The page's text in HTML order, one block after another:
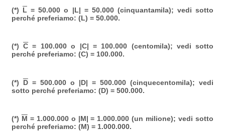
(*) L = 50.000 o |L| = 50.000 (cinquantamila); vedi sotto
perché preferiamo: (L) = 50.000.
(*)C = 100.000 o |C| = 100.000 (centomila); vedi sotto
perché preferiamo: (C) = 100.000.
(*) D= 500.000 o |D| = 500.000 (cinquecentomila); vedi
sotto perché preferiamo: (D) = 500.000.
(*) M = 1.000.000 o |M| = 1.000.000 (un milione); vedi sotto
perché preferiamo: (M) = 1.000.000.